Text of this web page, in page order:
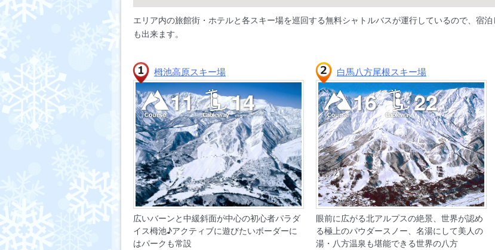
エリア内の旅館街・ホテルと各スキー場を巡回する無料シャトルバスが運行しているので、宿
も出来ます。
栂池高原スキー場
11 14
広いバーンと中緩斜面が中心の初心者パラダ
イス栂池♪アクティブに遊びたいボーダーに
はパークも常設
白馬八方尾根スキー場
16 22
眼前に広がる北アルプスの絶景、世界が認め
る極上のパウダースノー、名湯にして美人の
湯・八方温泉も堪能できる世界の八方